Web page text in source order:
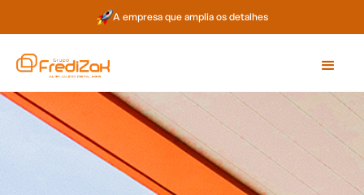
A empresa que amplia os detalhes